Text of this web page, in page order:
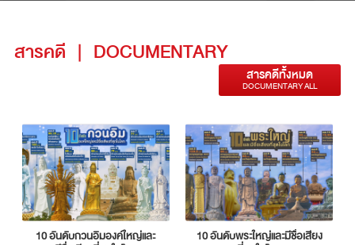
สารคดี | DOCUMENTARY
สารคดีทั้งหมด
DOCUMENTARY ALL
10 อันดับกวนอิมองค์ใหญ่และ
10 อันดับพระใหญ่และมีชื่อเสียง